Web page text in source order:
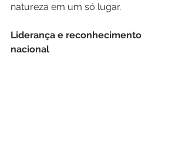
natureza em um só lugar.
Liderança e reconhecimento
nacional